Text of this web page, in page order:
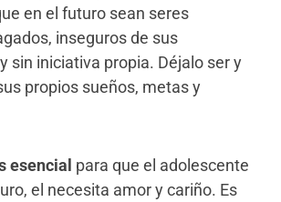
en el futuro sean seres
inseguros de sus
sin iniciativa propia. Déjalo ser y
propios sueños, metas y
esencial para que el adolescente
el necesita amor y cariño. Es